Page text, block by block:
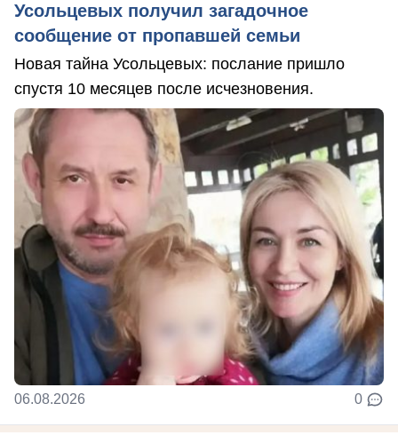
Усольцевых получил загадочное
сообщение от пропавшей семьи
Новая тайна Усольцевых: послание пришло
спустя 10 месяцев после исчезновения.
06.08.2026 0